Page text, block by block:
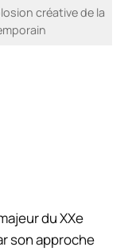
créative de la
du XXe
son approche